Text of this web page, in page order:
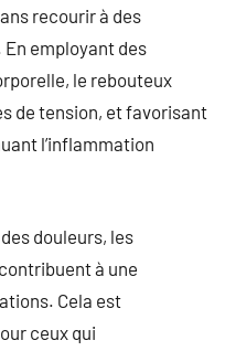
recourir à des
employant des
le rebouteux
de tension, et favorisant
l’inflammation
douleurs, les
à une
Cela est
ceux qui